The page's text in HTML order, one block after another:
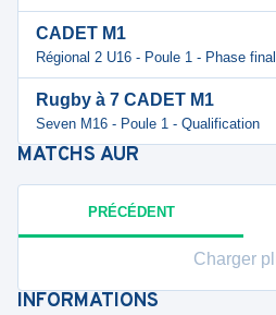
CADET M1
Régional 2 U16 - Poule 1 - Phase
Rugby à 7 CADET M1
Seven M16 - Poule 1 - Qualification
MATCHS AUR
PRÉCÉDENT
Charger
INFORMATIONS